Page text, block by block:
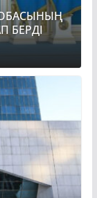
БЕРДІ